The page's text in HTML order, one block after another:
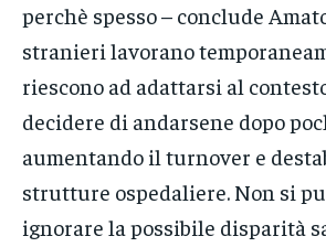
perchè spesso – conclude
stranieri lavorano
riescono ad adattarsi al
decidere di andarsene dopo
aumentando il turnover e
strutture ospedaliere. Non si
ignorare la possibile disparità